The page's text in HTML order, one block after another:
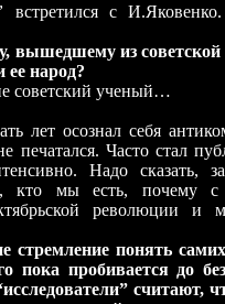
встретился с
вышедшему из советской
ее народ?
советский ученый…
лет осознал себя
печатался. Часто стал
Надо сказать,
кто мы есть, почему
революции и
стремление понять
пока пробивается до
считают,